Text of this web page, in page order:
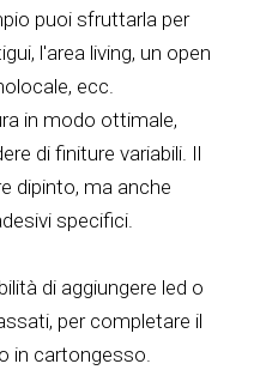
puoi sfruttarla per
l'area living, un open
ecc.
in modo ottimale,
di finiture variabili. Il
dipinto, ma anche
specifici.
di aggiungere led o
per completare il
in cartongesso.